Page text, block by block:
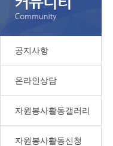
공지사항
온라인상담
자원봉사활동갤러리
자원봉사활동신청